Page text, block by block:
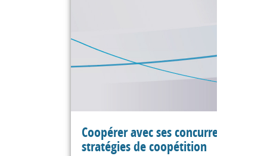
Coopérer avec ses concurrents : les
stratégies de coopétition